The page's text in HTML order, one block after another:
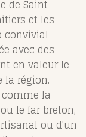
de Saint-
et les
convivial
avec des
en valeur le
la région.
la
le far breton,
ou d'un